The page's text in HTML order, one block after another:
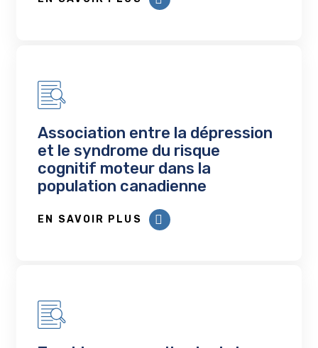
Association entre la dépression
et le syndrome du risque
cognitif moteur dans la
population canadienne
EN SAVOIR PLUS